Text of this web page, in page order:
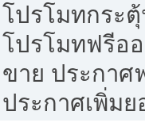
โปรโมทกระ
โปรโมทฟรีอ
ขาย ประกาศ
ประกาศเพิ่ม